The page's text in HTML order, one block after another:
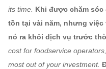
its time. Khi được chăm sóc
tồn tại vài năm, nhưng
nó ra khỏi dịch vụ trước
cost for foodservice
most out of your investment.